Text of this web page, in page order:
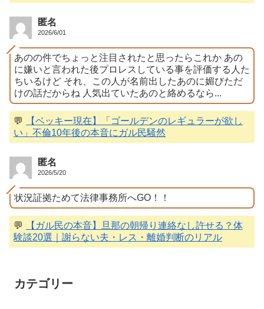
匿名
2026/6/01
あのの件でちょっと注目されたと思ったらこれか あの
に嫌いと言われた後プロレスしている事を評価する人た
ちいるけど それ、この人が名前出したあのに媚びただ
けの話だからね 人気出ていたあのと絡めるなら...
💬
【ベッキー現在】「ゴールデンのレギュラーが欲し
い」不倫10年後の本音にガル民騒然
匿名
2026/5/20
状況証拠ためて法律事務所へGO！！
💬
【ガル民の本音】旦那の朝帰り連絡なし許せる？体
験談20選｜謝らない夫・レス・離婚判断のリアル
カテゴリー